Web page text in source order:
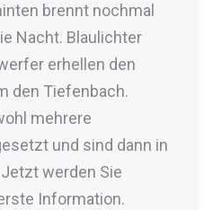
brennt nochmal
Nacht. Blaulichter
erhellen den
den Tiefenbach.
mehrere
und sind dann in
werden Sie
Information.